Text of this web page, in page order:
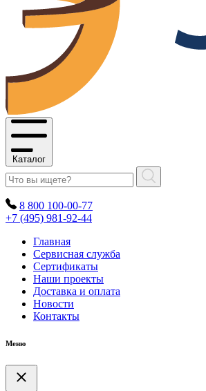
Каталог
8 800 100-00-77
+7 (495) 981-92-44
Главная
Сервисная служба
Сертификаты
Наши проекты
Доставка и оплата
Новости
Контакты
Меню